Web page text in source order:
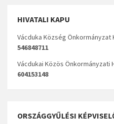
HIVATALI KAPU
Vácduka Község Önkormányzat
546848711
Vácdukai Közös Önkormányzati
604153148
ORSZÁGGYŰLÉSI